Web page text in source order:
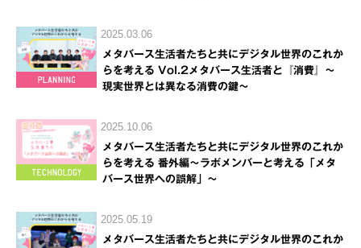
2025.03.06
メタバース生活者たちと共にデジタル世界のこれか
らを考える Vol.2メタバース生活者と『消費』～
現実世界とは異なる消費の鍵～
2025.10.06
メタバース生活者たちと共にデジタル世界のこれか
らを考える 番外編～ラボメンバーと考える「メタ
バース世界への誤解」～
2025.05.19
メタバース生活者たちと共にデジタル世界のこれか